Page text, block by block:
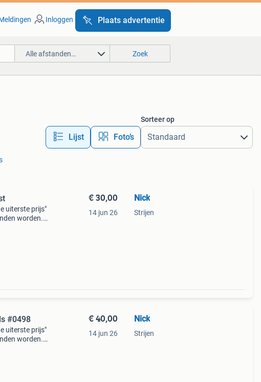
Inloggen Plaats advertentie
Alle afstanden… Zoek
Lijst Foto’s
Sorteer op
uiterste prijs"
worden.
€ 30,00
14 jun 26
Nick
Strijen
#0498
uiterste prijs"
worden.
€ 40,00
14 jun 26
Nick
Strijen